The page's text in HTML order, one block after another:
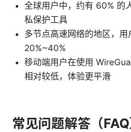
全球用户中，约有 60% 的
私保护工具
多节点高速网络的地区，
20%~40%
移动端用户在使用
相对较低，体验更平滑
常见问题解答（FAQ